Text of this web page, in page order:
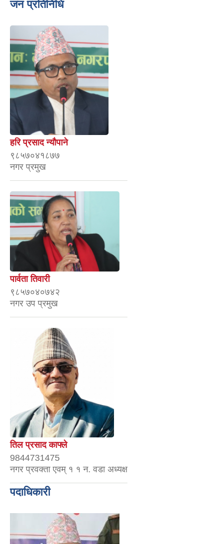
जन प्रतिनिधि
हरि प्रसाद न्याैपाने
९८५७०४१८७७
नगर प्रमुख
पार्वता तिवारी
९८५७०४०७४२
नगर उप प्रमुख
तिल प्रसाद काफ्ले
9844731475
नगर प्रवक्ता एवम् १ १ न. वडा अध्यक्ष
पदाधिकारी